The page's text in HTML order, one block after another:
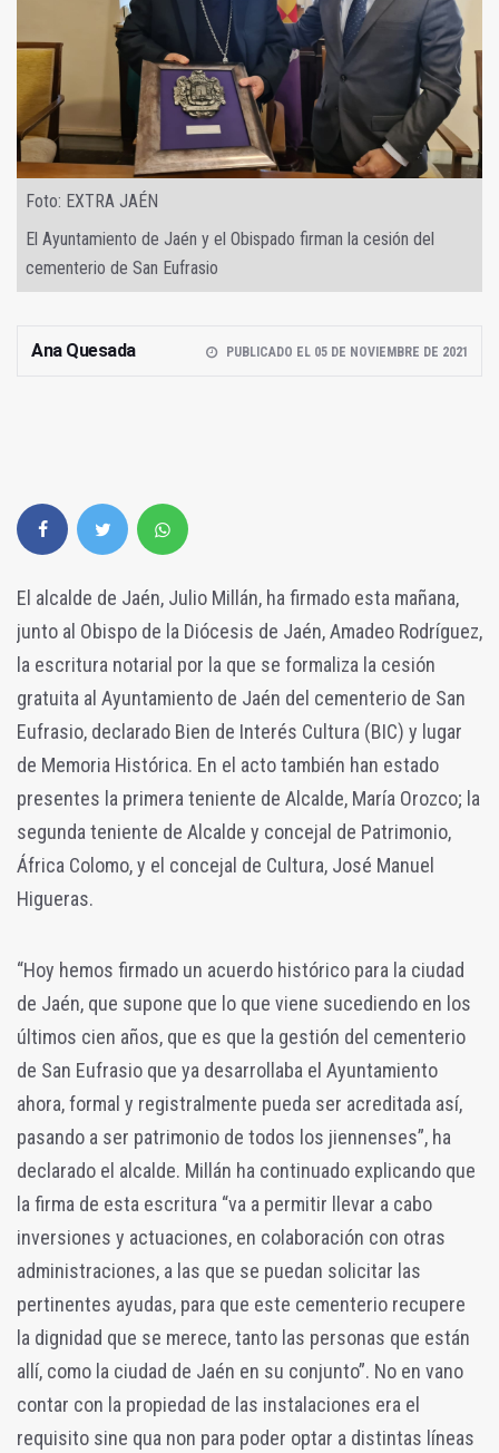
Foto: EXTRA JAÉN
El Ayuntamiento de Jaén y el Obispado firman la cesión del
cementerio de San Eufrasio
Ana Quesada PUBLICADO EL 05 DE NOVIEMBRE DE 2021
El alcalde de Jaén, Julio Millán, ha firmado esta mañana,
junto al Obispo de la Diócesis de Jaén, Amadeo Rodríguez,
la escritura notarial por la que se formaliza la cesión
gratuita al Ayuntamiento de Jaén del cementerio de San
Eufrasio, declarado Bien de Interés Cultura (BIC) y lugar
de Memoria Histórica. En el acto también han estado
presentes la primera teniente de Alcalde, María Orozco; la
segunda teniente de Alcalde y concejal de Patrimonio,
África Colomo, y el concejal de Cultura, José Manuel
Higueras.
“Hoy hemos firmado un acuerdo histórico para la ciudad
de Jaén, que supone que lo que viene sucediendo en los
últimos cien años, que es que la gestión del cementerio
de San Eufrasio que ya desarrollaba el Ayuntamiento
ahora, formal y registralmente pueda ser acreditada así,
pasando a ser patrimonio de todos los jiennenses”, ha
declarado el alcalde. Millán ha continuado explicando que
la firma de esta escritura “va a permitir llevar a cabo
inversiones y actuaciones, en colaboración con otras
administraciones, a las que se puedan solicitar las
pertinentes ayudas, para que este cementerio recupere
la dignidad que se merece, tanto las personas que están
allí, como la ciudad de Jaén en su conjunto”. No en vano
contar con la propiedad de las instalaciones era el
requisito sine qua non para poder optar a distintas líneas